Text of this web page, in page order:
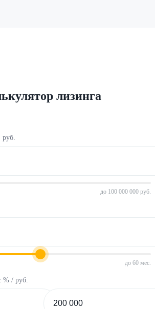
лизинга
руб.
до 100 000 000 руб.
до 60 мес.
% / руб.